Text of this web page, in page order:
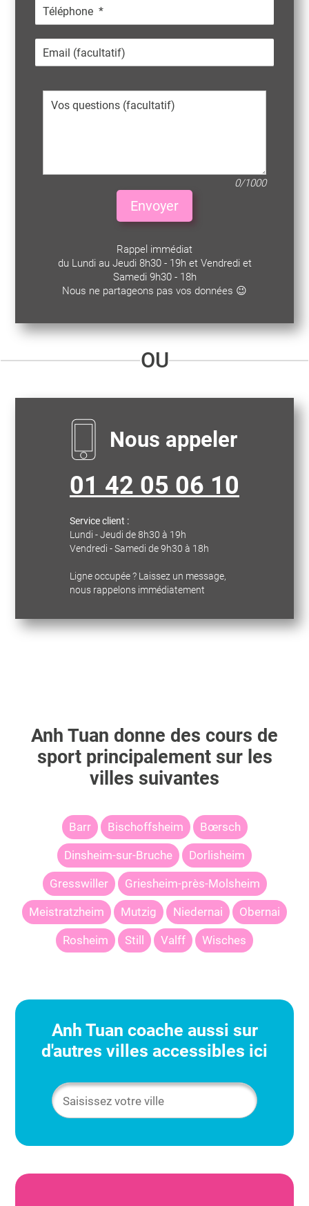
0/1000
Envoyer
Rappel immédiat
du Lundi au Jeudi 8h30 - 19h et Vendredi et
Samedi 9h30 - 18h
Nous ne partageons pas vos données 😉
OU
Nous appeler
01 42 05 06 10
Service client :
Lundi - Jeudi de 8h30 à 19h
Vendredi - Samedi de 9h30 à 18h
Ligne occupée ? Laissez un message,
nous rappelons immédiatement
Anh Tuan donne des cours de
sport principalement sur les
villes suivantes
Barr Bischoffsheim Bœrsch
Dinsheim-sur-Bruche Dorlisheim
Gresswiller Griesheim-près-Molsheim
Meistratzheim Mutzig Niedernai Obernai
Rosheim Still Valff Wisches
Anh Tuan coache aussi sur
d'autres villes accessibles ici